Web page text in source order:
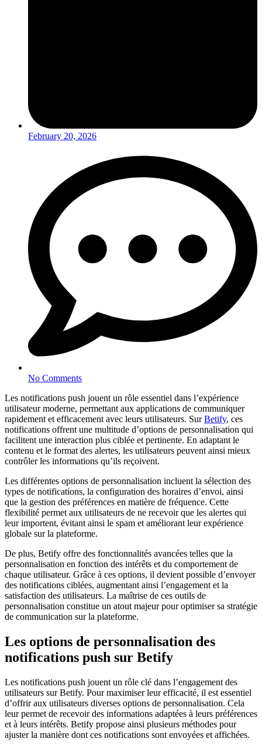
February 20, 2026
No Comments
Les notifications push jouent un rôle essentiel dans l’expérience
utilisateur moderne, permettant aux applications de communiquer
rapidement et efficacement avec leurs utilisateurs. SurBetify, ces
notifications offrent une multitude d’options de personnalisation qui
facilitent une interaction plus ciblée et pertinente. En adaptant le
contenu et le format des alertes, les utilisateurs peuvent ainsi mieux
contrôler les informations qu’ils reçoivent.
Les différentes options de personnalisation incluent la sélection des
types de notifications, la configuration des horaires d’envoi, ainsi
que la gestion des préférences en matière de fréquence. Cette
flexibilité permet aux utilisateurs de ne recevoir que les alertes qui
leur importent, évitant ainsi le spam et améliorant leur expérience
globale sur la plateforme.
De plus, Betify offre des fonctionnalités avancées telles que la
personnalisation en fonction des intérêts et du comportement de
chaque utilisateur. Grâce à ces options, il devient possible d’envoyer
des notifications ciblées, augmentant ainsi l’engagement et la
satisfaction des utilisateurs. La maîtrise de ces outils de
personnalisation constitue un atout majeur pour optimiser sa stratégie
de communication sur la plateforme.
Les options de personnalisation des
notifications push sur Betify
Les notifications push jouent un rôle clé dans l’engagement des
utilisateurs sur Betify. Pour maximiser leur efficacité, il est essentiel
d’offrir aux utilisateurs diverses options de personnalisation. Cela
leur permet de recevoir des informations adaptées à leurs préférences
et à leurs intérêts. Betify propose ainsi plusieurs méthodes pour
ajuster la manière dont ces notifications sont envoyées et affichées.